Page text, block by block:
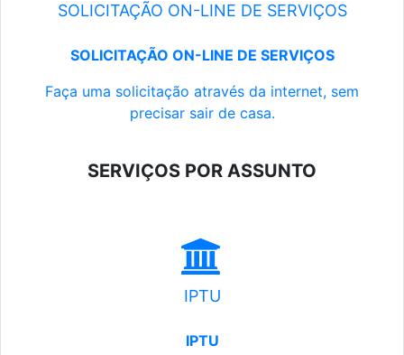
SOLICITAÇÃO ON-LINE DE SERVIÇOS
SOLICITAÇÃO ON-LINE DE SERVIÇOS
Faça uma solicitação através da internet, sem
precisar sair de casa.
SERVIÇOS POR ASSUNTO
IPTU
IPTU